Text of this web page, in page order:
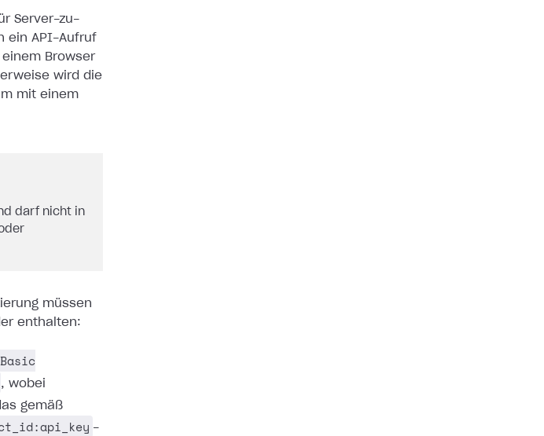
Server-zu-
ein API-Aufruf
Browser
wird die
mit einem
darf nicht in
müssen
enthalten:
, wobei
gemäß
-